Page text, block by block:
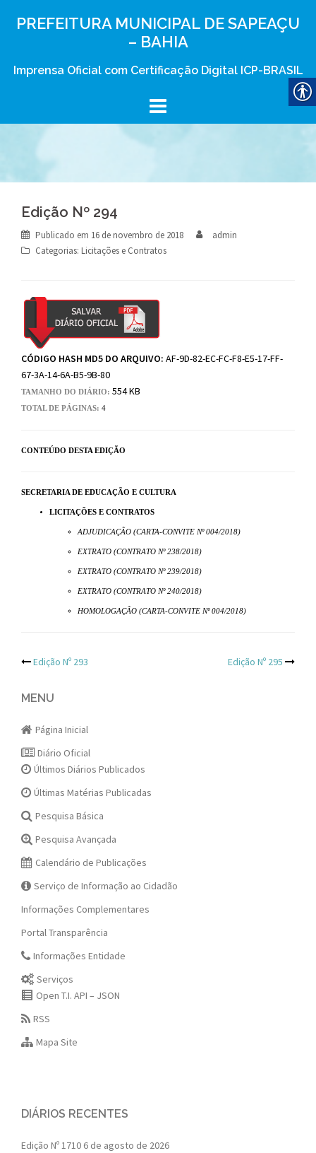
PREFEITURA MUNICIPAL DE SAPEAÇU
– BAHIA
Imprensa Oficial com Certificação Digital ICP-BRASIL
Edição Nº 294
Publicado em 16 de novembro de 2018
admin
Categorias: Licitações e Contratos
CÓDIGO HASH MD5 DO ARQUIVO: AF-9D-82-EC-FC-F8-E5-17-FF-
67-3A-14-6A-B5-9B-80
TAMANHO DO DIÁRIO: 554 KB
TOTAL DE PÁGINAS: 4
CONTEÚDO DESTA EDIÇÃO
SECRETARIA DE EDUCAÇÃO E CULTURA
LICITAÇÕES E CONTRATOS
ADJUDICAÇÃO (CARTA-CONVITE Nº 004/2018)
EXTRATO (CONTRATO Nº 238/2018)
EXTRATO (CONTRATO Nº 239/2018)
EXTRATO (CONTRATO Nº 240/2018)
HOMOLOGAÇÃO (CARTA-CONVITE Nº 004/2018)
Post
navigation
Edição Nº 293 Edição Nº 295
MENU
Página Inicial
Diário Oficial
Últimos Diários Publicados
Últimas Matérias Publicadas
Pesquisa Básica
Pesquisa Avançada
Calendário de Publicações
Serviço de Informação ao Cidadão
Informações Complementares
Portal Transparência
Informações Entidade
Serviços
Open T.I. API – JSON
RSS
Mapa Site
DIÁRIOS RECENTES
Edição Nº 1710 6 de agosto de 2026